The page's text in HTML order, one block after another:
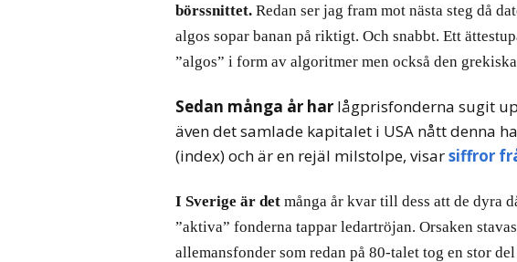
börssnittet. Redan ser jag fram mot nästa steg då
algos sopar banan på riktigt. Och snabbt. Ett
”algos” i form av algoritmer men också den
Sedan många år har lågprisfonderna sugit
även det samlade kapitalet i USA nått denna
(index) och är en rejäl milstolpe, visarsiffror
I Sverige är det många år kvar till dess att de dyra
”aktiva” fonderna tappar ledartröjan. Orsaken
allemansfonder som redan på 80-talet tog en stor